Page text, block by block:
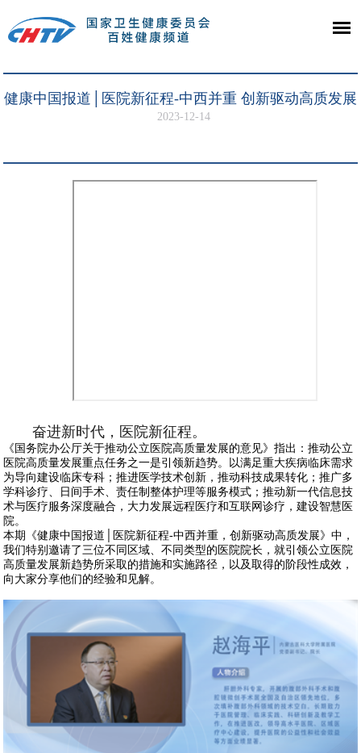
健康中国报道│医院新征程-中西并重 创新驱动高质发展
2023-12-14
奋进新时代，医院新征程。
《国务院办公厅关于推动公立医院高质量发展的意见》指出：推动公立
医院高质量发展重点任务之一是引领新趋势。以满足重大疾病临床需求
为导向建设临床专科；推进医学技术创新，推动科技成果转化；推广多
学科诊疗、日间手术、责任制整体护理等服务模式；推动新一代信息技
术与医疗服务深度融合，大力发展远程医疗和互联网诊疗，建设智慧医
院。
本期《健康中国报道│医院新征程-中西并重，创新驱动高质发展》中，
我们特别邀请了三位不同区域、不同类型的医院院长，就引领公立医院
高质量发展新趋势所采取的措施和实施路径，以及取得的阶段性成效，
向大家分享他们的经验和见解。